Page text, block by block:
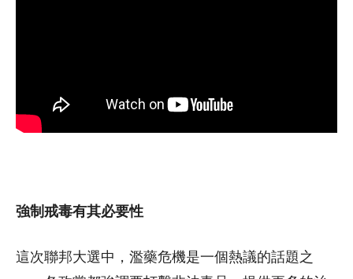
強制戒毒有其必要性
這次聯邦大選中，濫藥危機是一個熱議的話題之